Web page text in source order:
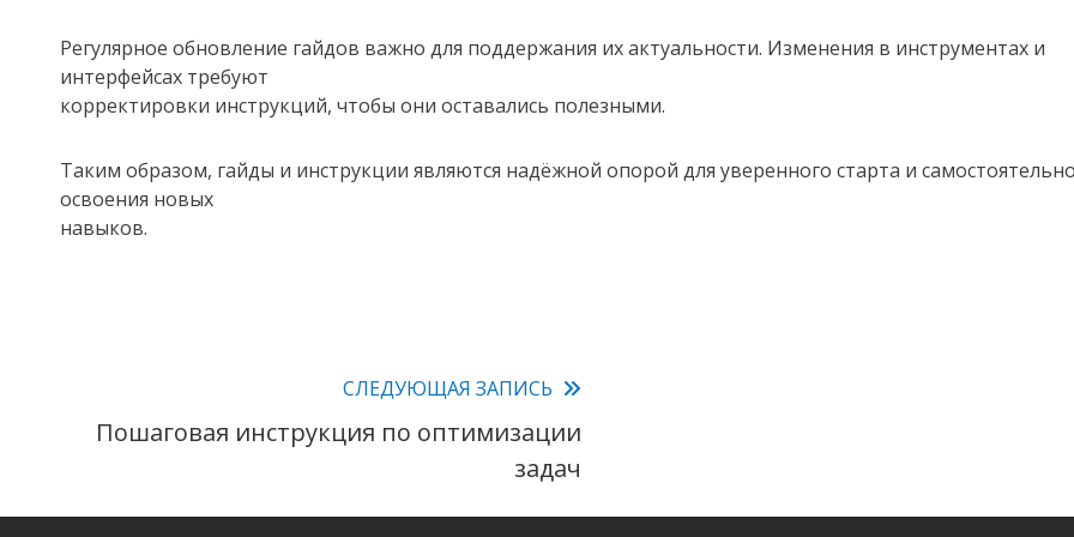
Регулярное обновление гайдов важно для поддержания их актуальности. Изменения в инструментах и
интерфейсах требуют
корректировки инструкций, чтобы они оставались полезными.
Таким образом, гайды и инструкции являются надёжной опорой для уверенного старта и
освоения новых
навыков.
далее
СЛЕДУЮЩАЯ ЗАПИСЬ
Пошаговая инструкция по оптимизации
задач